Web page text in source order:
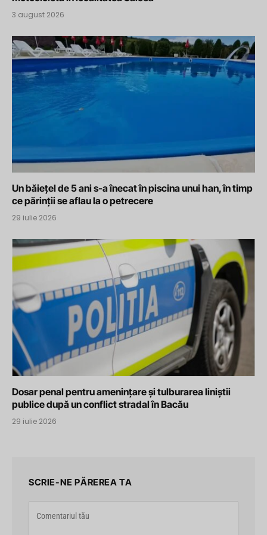
3 august 2026
Un băiețel de 5 ani s-a înecat în piscina unui han, în timp
ce părinții se aflau la o petrecere
29 iulie 2026
Dosar penal pentru amenințare și tulburarea liniștii
publice după un conflict stradal în Bacău
29 iulie 2026
SCRIE-NE PĂREREA TA